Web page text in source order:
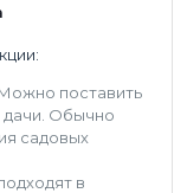
поставить
дачи. Обычно
садовых
в